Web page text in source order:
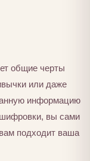
общие черты
или даже
информацию
вы сами
подходит ваша